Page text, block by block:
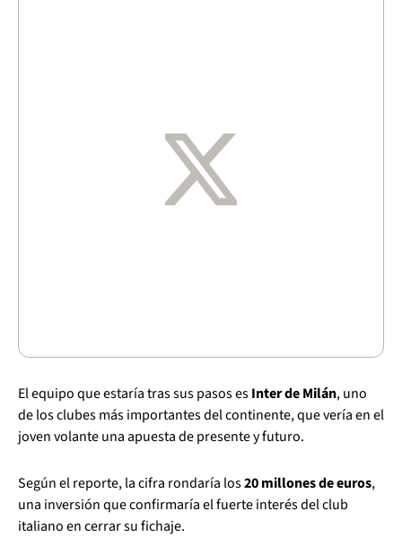
El equipo que estaría tras sus pasos esInter de Milán, uno
de los clubes más importantes del continente, que vería en el
joven volante una apuesta de presente y futuro.
Según el reporte, la cifra rondaría los20 millones de euros,
una inversión que confirmaría el fuerte interés del club
italiano en cerrar su fichaje.